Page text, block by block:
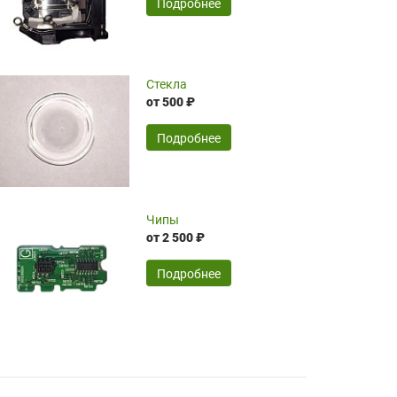
оптимизированной стоимости, чему
чрезмерно благодарны!)))
24.04.2026
широкий ассортимент ламп, как оригиналов,
так и аналогов.Быстрое оформление и
передача в доставку, приемлемые цены. Мне
понравилось.
Читать полностью
16.04.2026
Подробнее
Стекла
от 500 ₽
Подробнее
Чипы
от 2 500 ₽
Подробнее